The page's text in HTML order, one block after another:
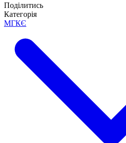
Поділитись
Категорія
МГКЄ